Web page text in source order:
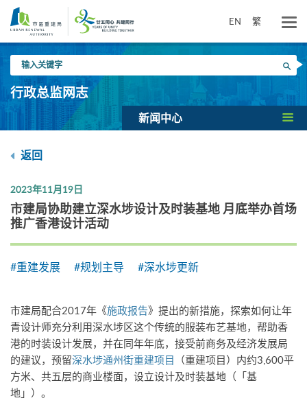
要
EN 繁
入
关
键
搜寻
行政总监网志
新闻中心
返回
2023年11月19日
市建局协助建立深水埗设计及时装基地 月底举办首场
推广香港设计活动
#重建发展 #规划主导 #深水埗更新
市建局配合2017年《施政报告》提出的新措施，探索如何让年
青设计师充分利用深水埗区这个传统的服装布艺基地，帮助香
港的时装设计发展，并在同年年底，接受前商务及经济发展局
的建议，预留深水埗通州街重建项目 （重建项目）内约3,600平
方米、共五层的商业楼面，设立设计及时装基地（「基
地」）。